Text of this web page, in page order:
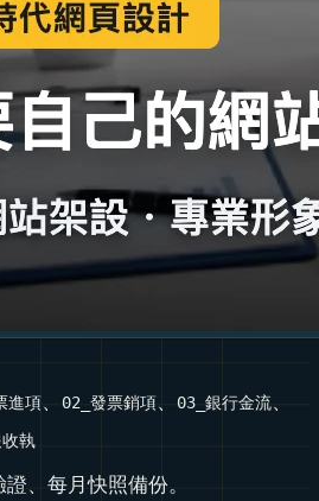
進項、 02_發票銷項、 03_銀行金流、
執
、每月快照備份。